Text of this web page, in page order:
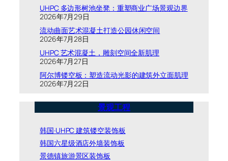
UHPC 多边形树池坐凳：重塑商业广场景观边界
2026年7月29日
流动曲面艺术混凝土打造公园休闲空间
2026年7月28日
UHPC 艺术混凝土，雕刻空间全新肌理
2026年7月27日
阿尔博镂空板：塑造流动光影的建筑外立面肌理
2026年7月22日
景观工程
韩国·UHPC 建筑镂空装饰板
韩国六星级酒店外墙装饰板
景德镇旅游景区装饰板